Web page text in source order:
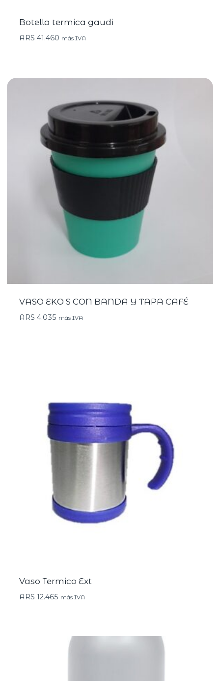
Botella termica gaudi
ARS 41.460 más IVA
VASO EKO S CON BANDA Y TAPA CAFÉ
ARS 4.035 más IVA
Vaso Termico Ext
ARS 12.465 más IVA